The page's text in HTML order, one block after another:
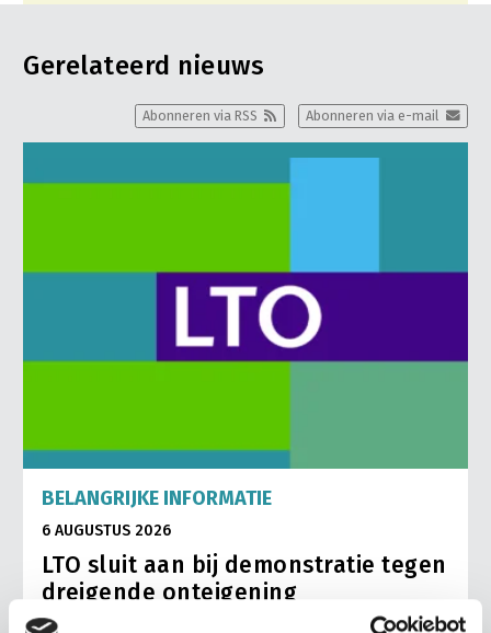
Gerelateerd nieuws
Abonneren via e-mail
Abonneren via RSS
BELANGRIJKE INFORMATIE
6 AUGUSTUS 2026
LTO sluit aan bij demonstratie tegen
dreigende onteigening
pluimveehouders